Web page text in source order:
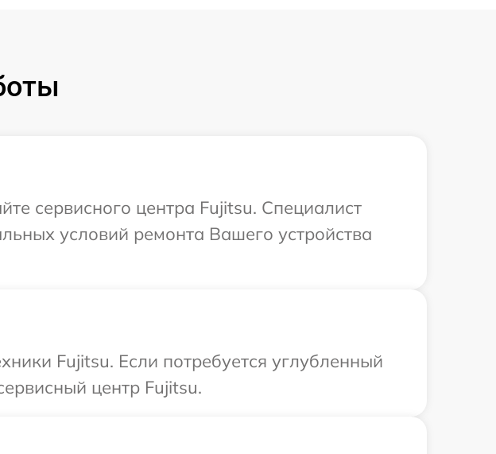
сервисного центра Fujitsu. Специалист
условий ремонта Вашего устройства
Fujitsu. Если потребуется углубленный
центр Fujitsu.